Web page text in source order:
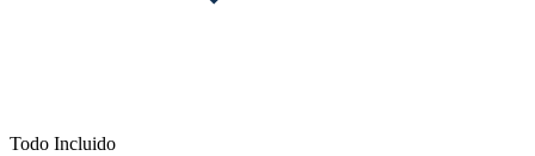
Todo Incluido